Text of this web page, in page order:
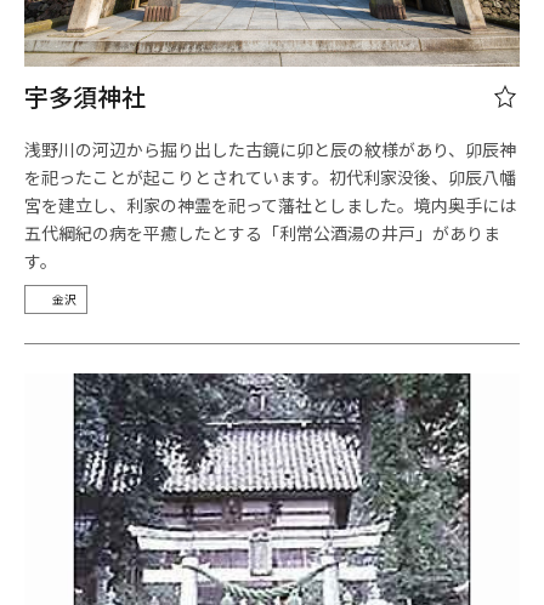
宇多須神社
浅野川の河辺から掘り出した古鏡に卯と辰の紋様があり、卯辰神
を祀ったことが起こりとされています。初代利家没後、卯辰八幡
宮を建立し、利家の神霊を祀って藩社としました。境内奥手には
五代綱紀の病を平癒したとする「利常公酒湯の井戸」がありま
す。
金沢